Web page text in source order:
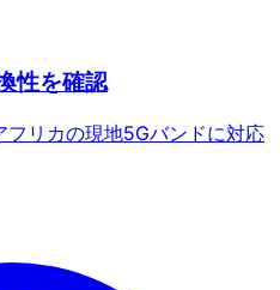
性を確認
リカの現地5Gバンドに対応